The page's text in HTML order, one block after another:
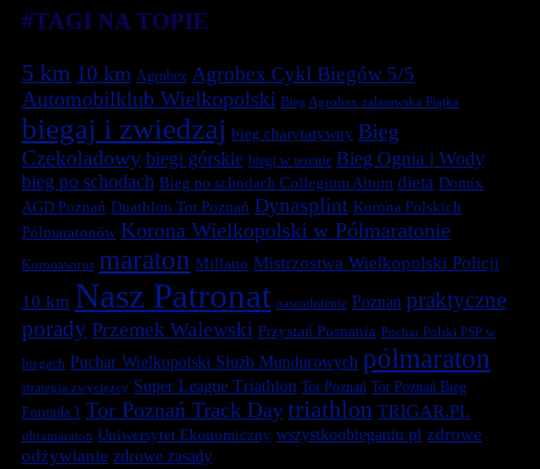
#TAGI NA TOPIE
5 km 10 km Agrobex Agrobex Cykl Biegów 5/5
Automobilklub Wielkopolski Bieg Agrobex zalasewska Piątka
biegaj i zwiedzaj bieg charytatywny Bieg
Czekoladowy biegi górskie biegi w terenie Bieg Ognia i Wody
bieg po schodach Bieg po schodach Collegium Altum dieta Domix
AGD Poznań Duathlon Tor Poznań Dynasplint Korona Polskich
Półmaratonów Korona Wielkopolski w Półmaratonie
Koronawirus maraton Millano Mistrzostwa Wielkopolski Policji
10 km Nasz Patronat nawodnienie Poznań praktyczne
porady Przemek Walewski Przystań Posnania Puchar Polski PSP w
biegach Puchar Wielkopolski Służb Mundurowych półmaraton
strategia zwycięzcy Super League Triathlon Tor Poznań Tor Poznań Bieg
Formuła 1 Tor Poznań Track Day triathlon TRIGAR.PL
ultramaraton Uniwersytet Ekonomiczny wszystkoobieganiu.pl zdrowe
odżywianie zdrowe zasady